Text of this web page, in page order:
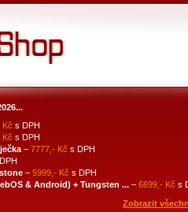
Kč s DPH
Kč s DPH
– 7777,- Kč s DPH
– 5999,- Kč s DPH
& Android) + Tungsten ... – 6699,- Kč s
Zobrazit